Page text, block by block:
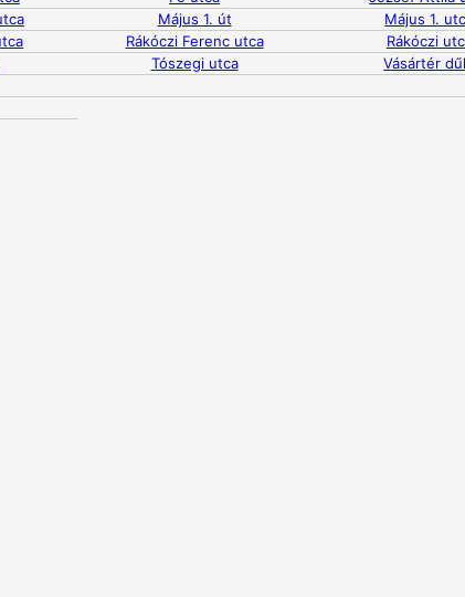
Május 1. út Május 1.
Rákóczi Ferenc utca Rákóczi
Tószegi utca Vásártér